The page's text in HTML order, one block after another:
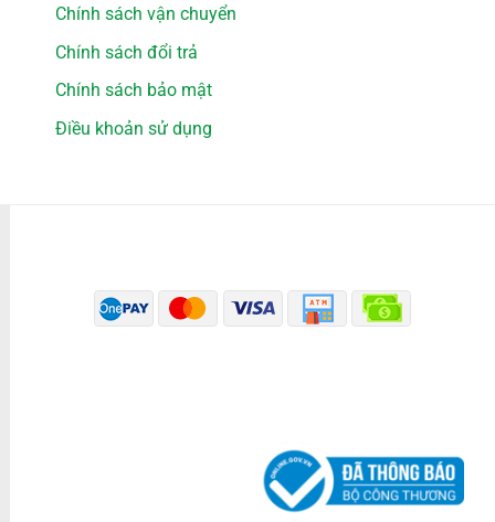
Chính sách vận chuyển
Chính sách đổi trả
Chính sách bảo mật
Điều khoản sử dụng